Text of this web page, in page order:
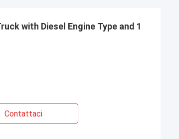
with Diesel Engine Type and 1
Contattaci